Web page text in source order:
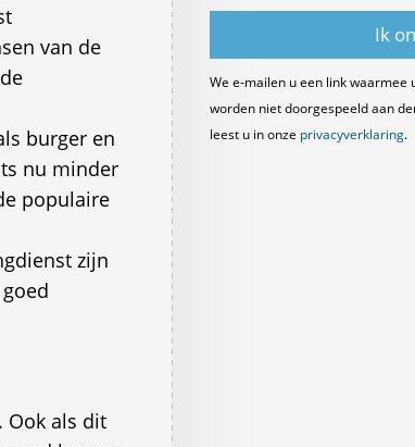
van de
burger en
nu minder
populaire
zijn
Ook als dit
We e-mailen u een link waarmee
worden niet doorgespeeld aan
leest u in onze privacyverklaring.